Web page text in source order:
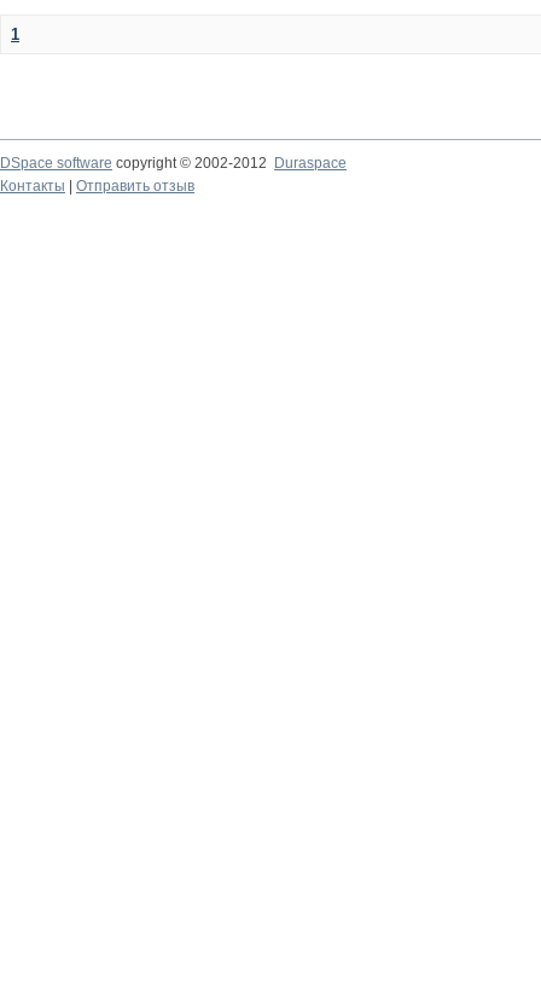
1
DSpace software copyright © 2002-2012
Duraspace
Контакты
Отправить отзыв